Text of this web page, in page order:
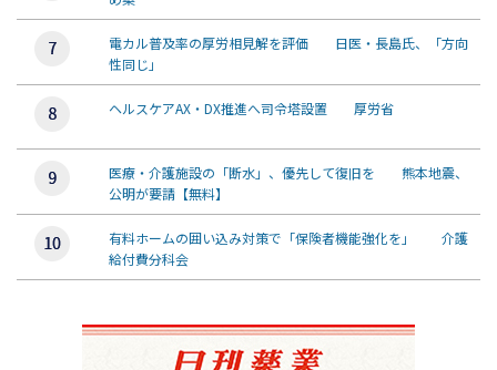
電カル普及率の厚労相見解を評価 日医・長島氏、「方向
性同じ」
ヘルスケアAX・DX推進へ司令塔設置 厚労省
医療・介護施設の「断水」、優先して復旧を 熊本地震、
公明が要請【無料】
有料ホームの囲い込み対策で「保険者機能強化を」 介護
給付費分科会